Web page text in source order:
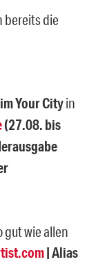
bereits die
Your Cityin
(27.08. bis
gut wie allen
| Alias